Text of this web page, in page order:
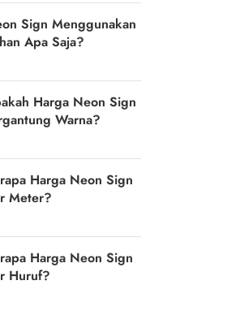
Sign Menggunakan
Apa Saja?
Harga Neon Sign
Warna?
Harga Neon Sign
Meter?
Harga Neon Sign
Huruf?